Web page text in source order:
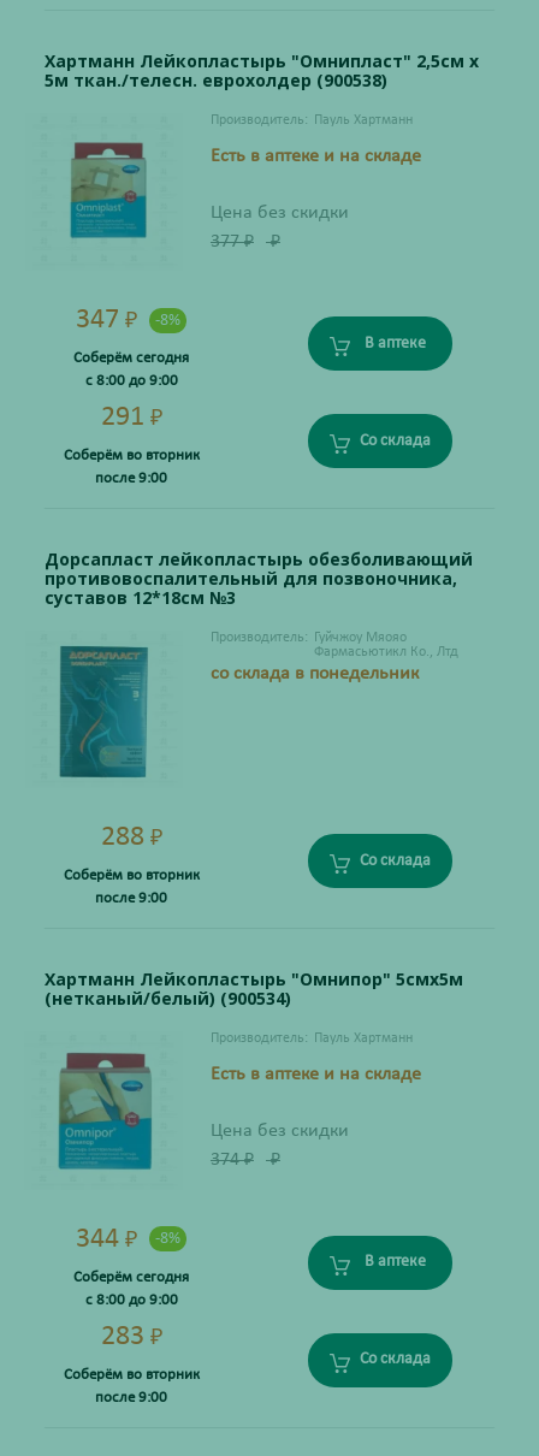
Хартманн Лейкопластырь "Омнипласт" 2,5см х
5м ткан./телесн. еврохолдер (900538)
Производитель: Пауль Хартманн
Есть в аптеке и на складе
Цена без скидки
377₽ ₽
347 ₽ -8%
Соберём сегодня
с 8:00 до 9:00
В аптеке
291 ₽
Соберём во вторник
после 9:00
Со склада
Дорсапласт лейкопластырь обезболивающий
противовоспалительный для позвоночника,
суставов 12*18см №3
Производитель:
Гуйчжоу Мяояо
Фармасьютикл Ко., Лтд
со склада в понедельник
288 ₽
Соберём во вторник
после 9:00
Со склада
Хартманн Лейкопластырь "Омнипор" 5смх5м
(нетканый/белый) (900534)
Производитель: Пауль Хартманн
Есть в аптеке и на складе
Цена без скидки
374₽ ₽
344 ₽ -8%
Соберём сегодня
с 8:00 до 9:00
В аптеке
283 ₽
Соберём во вторник
после 9:00
Со склада